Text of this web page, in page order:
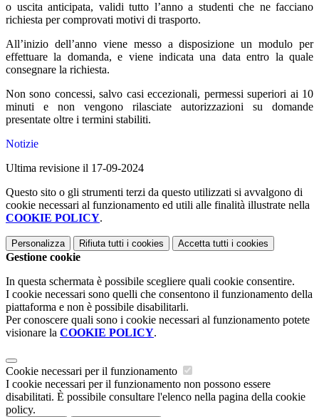
o uscita anticipata, validi tutto l’anno a studenti che ne facciano
richiesta per comprovati motivi di trasporto.
All’inizio dell’anno viene messo a disposizione un modulo per
effettuare la domanda, e viene indicata una data entro la quale
consegnare la richiesta.
Non sono concessi, salvo casi eccezionali, permessi superiori ai 10
minuti e non vengono rilasciate autorizzazioni su domande
presentate oltre i termini stabiliti.
Notizie
Ultima revisione il 17-09-2024
Questo sito o gli strumenti terzi da questo utilizzati si avvalgono di
cookie necessari al funzionamento ed utili alle finalità illustrate nella
COOKIE POLICY.
Personalizza Rifiuta tutti i cookies Accetta tutti i cookies
Gestione cookie
In questa schermata è possibile scegliere quali cookie consentire.
I cookie necessari sono quelli che consentono il funzionamento della
piattaforma e non è possibile disabilitarli.
Per conoscere quali sono i cookie necessari al funzionamento potete
visionare la COOKIE POLICY.
Cookie necessari per il funzionamento
I cookie necessari per il funzionamento non possono essere
disabilitati. È possibile consultare l'elenco nella pagina della cookie
policy.